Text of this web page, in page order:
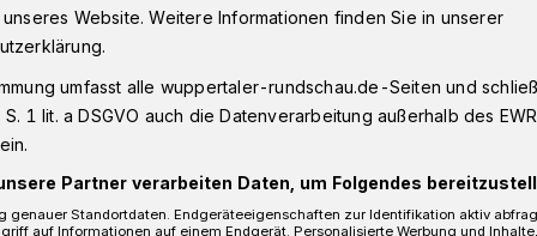
Website. Weitere Informationen finden Sie in unserer
umfasst alle wuppertaler-rundschau.de-Seiten und
1 lit. a DSGVO auch die Datenverarbeitung außerhalb des
Partner verarbeiten Daten, um Folgendes
genauer Standortdaten. Endgeräteeigenschaften zur Identifikation aktiv
auf Informationen auf einem Endgerät. Personalisierte Werbung und